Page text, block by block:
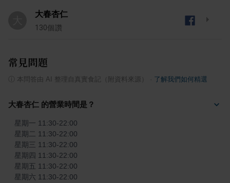
大春杏仁
130個讚
常見問題
本問答由 AI 整理自真實食記（附資料來源） 了解我們如何精選
大春杏仁 的營業時間是？
星期一 11:30-22:00
星期二 11:30-22:00
星期三 11:30-22:00
星期四 11:30-22:00
星期五 11:30-22:00
星期六 11:30-22:00